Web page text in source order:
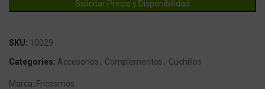
SKU: 10029
Categories: Accesorios , Complementos , Cuchillos
Marca: Fricosmos